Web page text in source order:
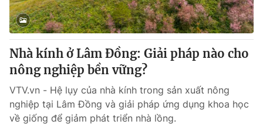
Nhà kính ở Lâm Đồng: Giải pháp nào cho
nông nghiệp bền vững?
VTV.vn - Hệ lụy của nhà kính trong sản xuất nông
nghiệp tại Lâm Đồng và giải pháp ứng dụng khoa học
về giống để giảm phát triển nhà lồng.